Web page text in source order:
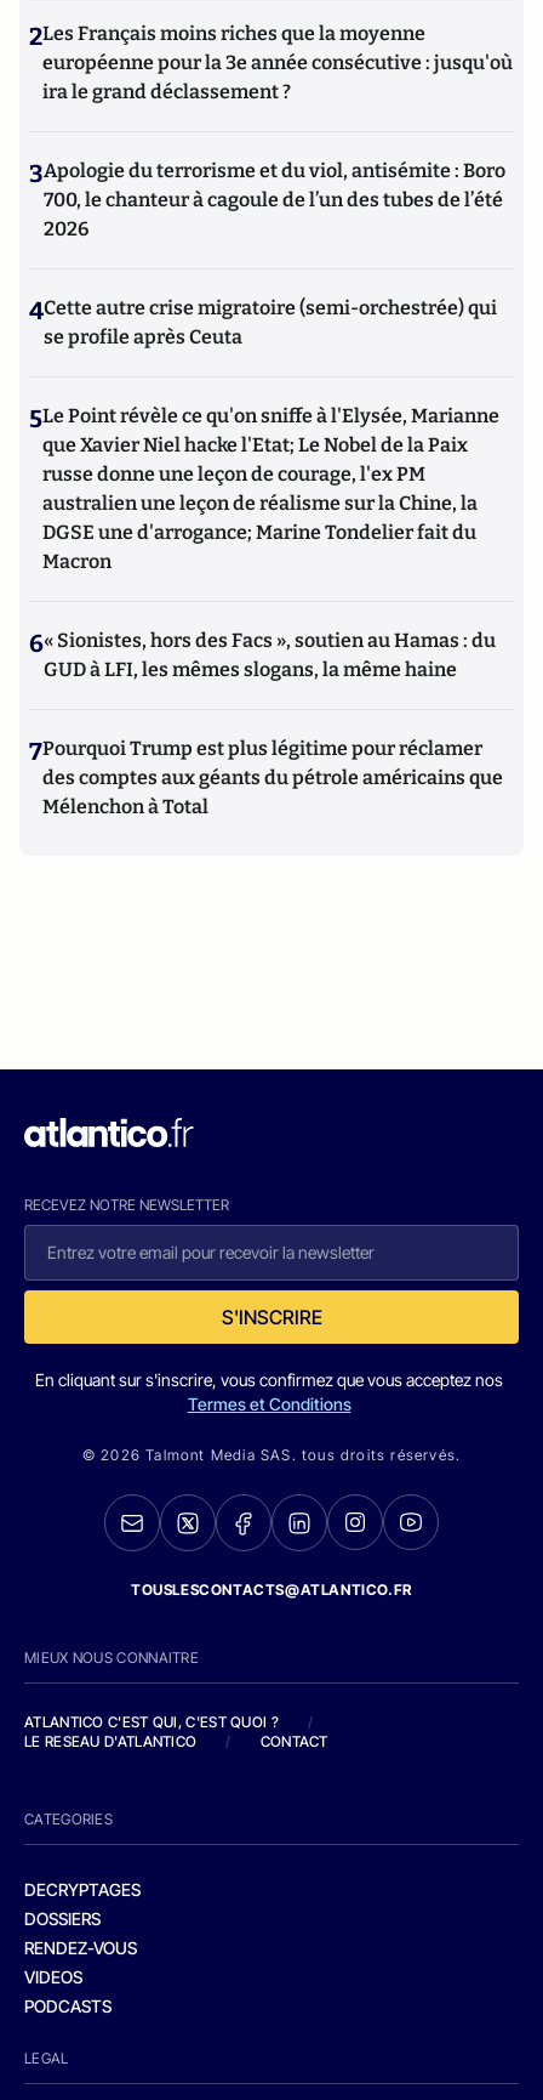
2Les Français moins riches que la moyenne
européenne pour la 3e année consécutive : jusqu'où
ira le grand déclassement ?
3Apologie du terrorisme et du viol, antisémite : Boro
700, le chanteur à cagoule de l’un des tubes de l’été
2026
4Cette autre crise migratoire (semi-orchestrée) qui
se profile après Ceuta
5Le Point révèle ce qu'on sniffe à l'Elysée, Marianne
que Xavier Niel hacke l'Etat; Le Nobel de la Paix
russe donne une leçon de courage, l'ex PM
australien une leçon de réalisme sur la Chine, la
DGSE une d'arrogance; Marine Tondelier fait du
Macron
6« Sionistes, hors des Facs », soutien au Hamas : du
GUD à LFI, les mêmes slogans, la même haine
7Pourquoi Trump est plus légitime pour réclamer
des comptes aux géants du pétrole américains que
Mélenchon à Total
RECEVEZ NOTRE NEWSLETTER
S'INSCRIRE
En cliquant sur s'inscrire, vous confirmez que vous acceptez nos
Termes et Conditions
© 2026 Talmont Media SAS. tous droits réservés.
TOUSLESCONTACTS@ATLANTICO.FR
MIEUX NOUS CONNAITRE
ATLANTICO C'EST QUI, C'EST QUOI ?
/
LE RESEAU D'ATLANTICO
/ CONTACT
CATEGORIES
DECRYPTAGES
DOSSIERS
RENDEZ-VOUS
VIDEOS
PODCASTS
LEGAL